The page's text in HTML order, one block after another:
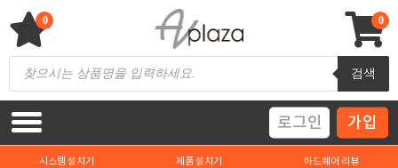
content
AV 플라자
하이파이 / 홈씨어터 전문 쇼핑몰
Products
search
검색
0
0
로그인 가입
시스템 설치기 제품 설치기 하드웨어 리뷰